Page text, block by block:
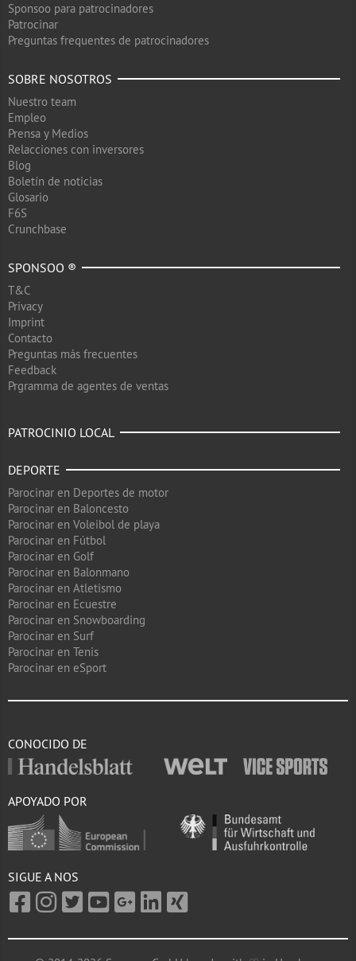
Sponsoo para patrocinadores
Patrocinar
Preguntas frequentes de patrocinadores
SOBRE NOSOTROS
Nuestro team
Empleo
Prensa y Medios
Relacciones con inversores
Blog
Boletín de noticias
Glosario
F6S
Crunchbase
SPONSOO ®
T&C
Privacy
Imprint
Contacto
Preguntas más frecuentes
Feedback
Prgramma de agentes de ventas
PATROCINIO LOCAL
DEPORTE
Parocinar en Deportes de motor
Parocinar en Baloncesto
Parocinar en Voleibol de playa
Parocinar en Fútbol
Parocinar en Golf
Parocinar en Balonmano
Parocinar en Atletismo
Parocinar en Ecuestre
Parocinar en Snowboarding
Parocinar en Surf
Parocinar en Tenis
Parocinar en eSport
CONOCIDO DE
APOYADO POR
SIGUE A NOS